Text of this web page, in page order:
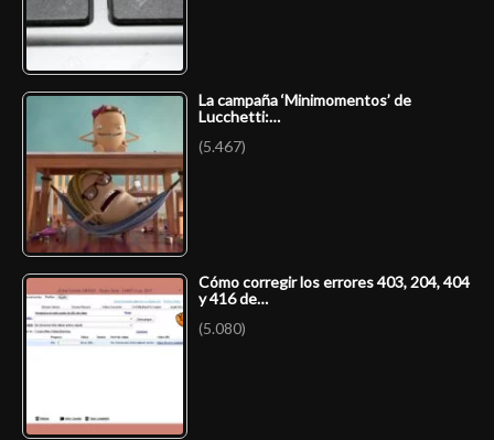
La campaña ‘Minimomentos’ de
Lucchetti:…
(5.467)
Cómo corregir los errores 403, 204, 404
y 416 de…
(5.080)